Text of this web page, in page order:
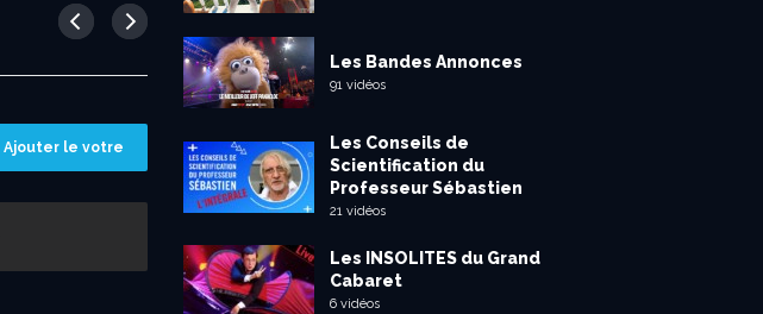
Ajouter le votre
Les Bandes Annonces
91 vidéos
Les Conseils de
Scientification du
Professeur Sébastien
21 vidéos
Les INSOLITES du Grand
Cabaret
6 vidéos